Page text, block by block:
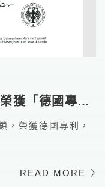
獲「德國專
，榮獲德國專利，
READ MORE